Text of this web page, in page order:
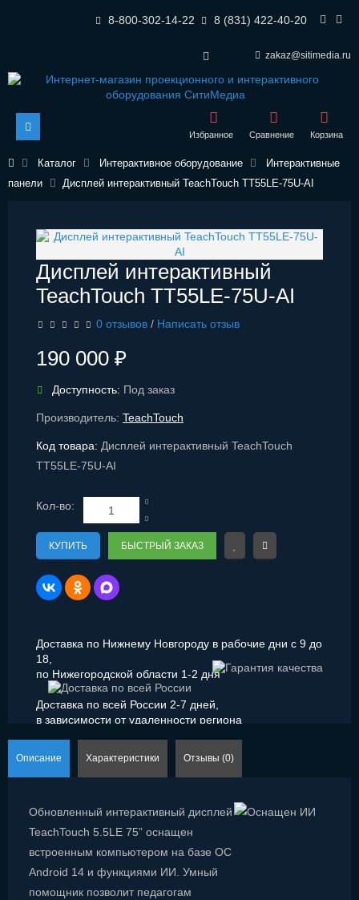
8 (831) 422-40-20
8-800-302-14-22
zakaz@sitimedia.ru
Корзина
Сравнение
Избранное
Каталог Интерактивное оборудование
Интерактивные
панели
Дисплей интерактивный TeachTouch TT55LE-75U-AI
Дисплей интерактивный
TeachTouch TT55LE-75U-AI
0 отзывов / Написать отзыв
190 000 ₽
Доступность: Под заказ
Производитель: TeachTouch
Код товара: Дисплей интерактивный TeachTouch
TT55LE-75U-AI
Кол-во:
КУПИТЬ БЫСТРЫЙ ЗАКАЗ
Доставка по Нижнему Новгороду в рабочие дни с 9 до
18,
по Нижегородской области 1-2 дня
Доставка по всей России 2-7 дней,
в зависимости от удаленности региона
Описание Характеристики Отзывы (0)
Обновленный интерактивный дисплей
TeachTouch 5.5LE 75” оснащен
встроенным компьютером на базе ОС
Android 14 и функциями ИИ. Умный
помощник позволит педагогам